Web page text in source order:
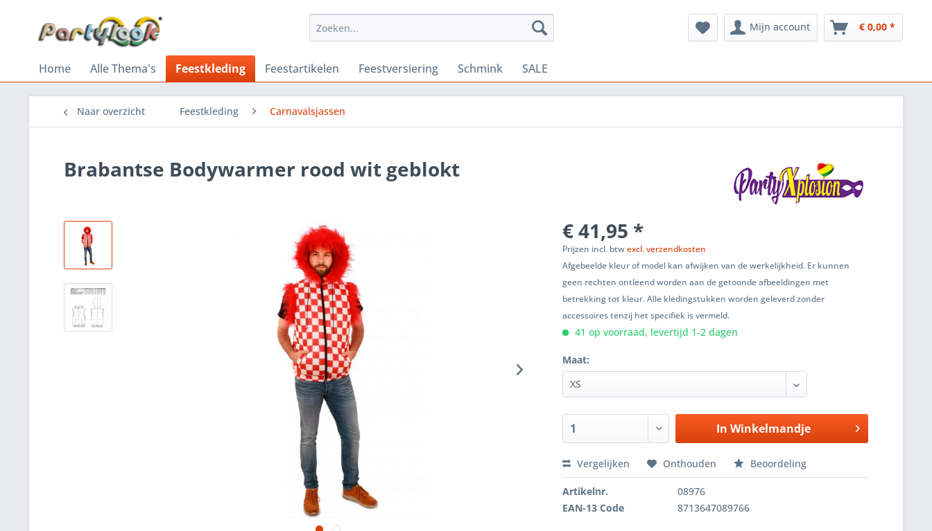
Mijn account € 0,00 *
Home Alle Thema's Feestkleding Feestartikelen Feestversiering Schmink SALE
Naar overzicht Feestkleding Carnavalsjassen
Brabantse Bodywarmer rood wit geblokt
€ 41,95 *
Prijzen incl. btwexcl. verzendkosten
Afgebeelde kleur of model kan afwijken van de werkelijkheid. Er kunnen
geen rechten ontleend worden aan de getoonde afbeeldingen met
betrekking tot kleur. Alle kledingstukken worden geleverd zonder
accessoires tenzij het specifiek is vermeld.
41 op voorraad, levertijd 1-2 dagen
Maat:
In Winkelmandje
Vergelijken Onthouden Beoordeling
Artikelnr.
08976
EAN-13 Code
8713647089766